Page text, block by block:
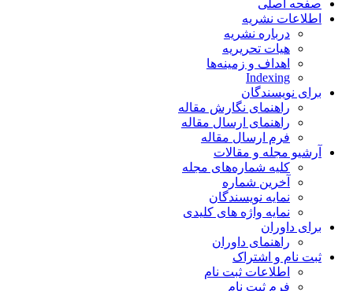
صفحه اصلی
اطلاعات نشریه
درباره نشریه
هیات تحریریه
اهداف و زمینه‌ها
Indexing
برای نویسندگان
راهنمای نگارش مقاله
راهنمای ارسال مقاله
فرم ارسال مقاله
آرشیو مجله و مقالات
کلیه شماره‌های مجله
آخرین شماره
نمایه نویسندگان
نمایه واژه های کلیدی
برای داوران
راهنمای داوران
ثبت نام و اشتراک
اطلاعات ثبت نام
فرم ثبت نام